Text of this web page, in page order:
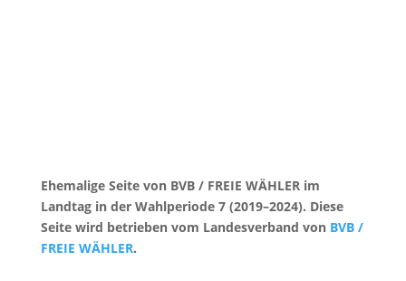
Ehemalige Seite von BVB / FREIE WÄHLER im
Landtag in der Wahlperiode 7 (2019–2024). Diese
Seite wird betrieben vom Landesverband von BVB /
FREIE WÄHLER.